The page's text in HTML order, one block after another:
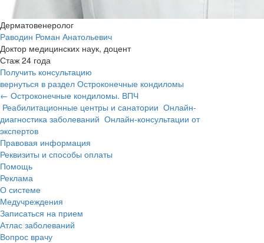
Дерматовенеролог
Раводин Роман Анатольевич
Доктор медицинских наук, доцент
Стаж 24 года
Получить консультацию
вернуться в раздел Остроконечные кондиломы
← Остроконечные кондиломы. ВПЧ
Реабилитационные центры и санатории Онлайн-
диагностика заболеваний Онлайн-консультации от
экспертов
Правовая информация
Реквизиты и способы оплаты
Помощь
Реклама
О системе
Медучреждения
Записаться на прием
Атлас заболеваний
Вопрос врачу